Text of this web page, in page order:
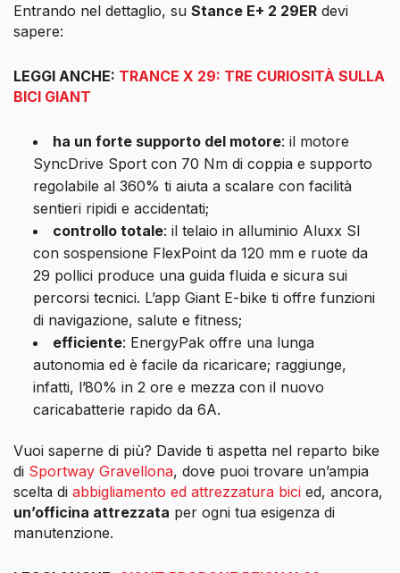
Entrando nel dettaglio, su Stance E+ 2 29ER devi
sapere:
LEGGI ANCHE: TRANCE X 29: TRE CURIOSITÀ SULLA
BICI GIANT
ha un forte supporto del motore: il motore
SyncDrive Sport con 70 Nm di coppia e supporto
regolabile al 360% ti aiuta a scalare con facilità
sentieri ripidi e accidentati;
controllo totale: il telaio in alluminio Aluxx Sl
con sospensione FlexPoint da 120 mm e ruote da
29 pollici produce una guida fluida e sicura sui
percorsi tecnici. L’app Giant E-bike ti offre funzioni
di navigazione, salute e fitness;
efficiente: EnergyPak offre una lunga
autonomia ed è facile da ricaricare; raggiunge,
infatti, l’80% in 2 ore e mezza con il nuovo
caricabatterie rapido da 6A.
Vuoi saperne di più? Davide ti aspetta nel reparto bike
di Sportway Gravellona, dove puoi trovare un’ampia
scelta di abbigliamento ed attrezzatura bici ed, ancora,
un’officina attrezzata per ogni tua esigenza di
manutenzione.